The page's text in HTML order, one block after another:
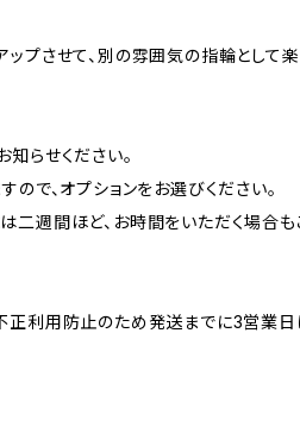
プさせて、別の雰囲気の指輪として
らせください。
で、オプションをお選びください。
週間ほど、お時間をいただく場合も
正利用防止のため発送までに3営業